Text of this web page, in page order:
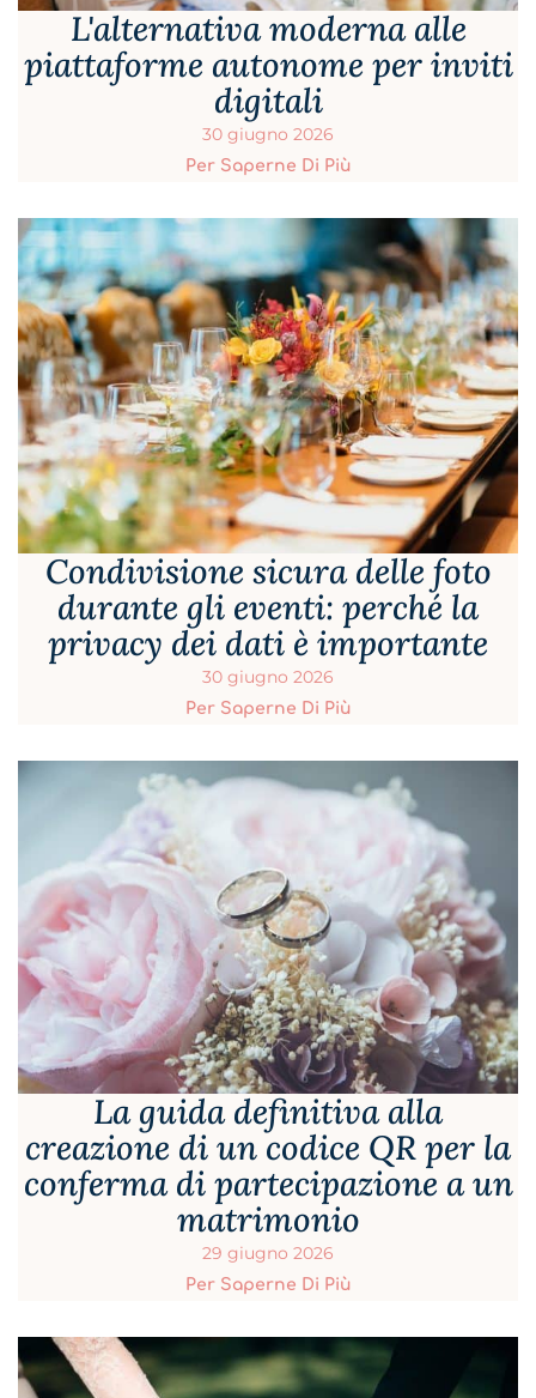
L'alternativa moderna alle
piattaforme autonome per inviti
digitali
30 giugno 2026
Per Saperne Di Più
Condivisione sicura delle foto
durante gli eventi: perché la
privacy dei dati è importante
30 giugno 2026
Per Saperne Di Più
La guida definitiva alla
creazione di un codice QR per la
conferma di partecipazione a un
matrimonio
29 giugno 2026
Per Saperne Di Più